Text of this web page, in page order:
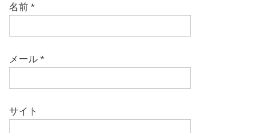
名前 *
メール *
サイト